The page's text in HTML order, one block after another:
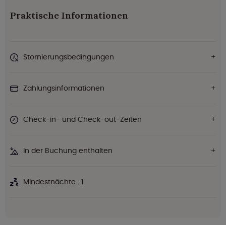
Praktische Informationen
Stornierungsbedingungen
Zahlungsinformationen
Check-in- und Check-out-Zeiten
In der Buchung enthalten
Mindestnächte : 1